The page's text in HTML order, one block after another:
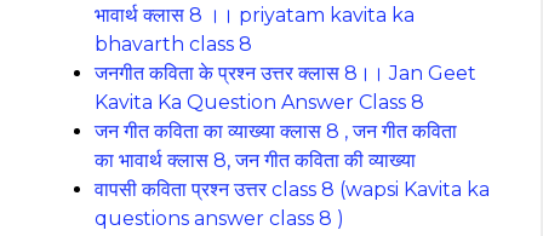
भावार्थ क्लास 8 ।। priyatam kavita ka
bhavarth class 8
जनगीत कविता के प्रश्न उत्तर क्लास 8।। Jan Geet
Kavita Ka Question Answer Class 8
जन गीत कविता का व्याख्या क्लास 8 , जन गीत कविता
का भावार्थ क्लास 8, जन गीत कविता की व्याख्या
वापसी कविता प्रश्न उत्तर class 8 (wapsi Kavita ka
questions answer class 8 )